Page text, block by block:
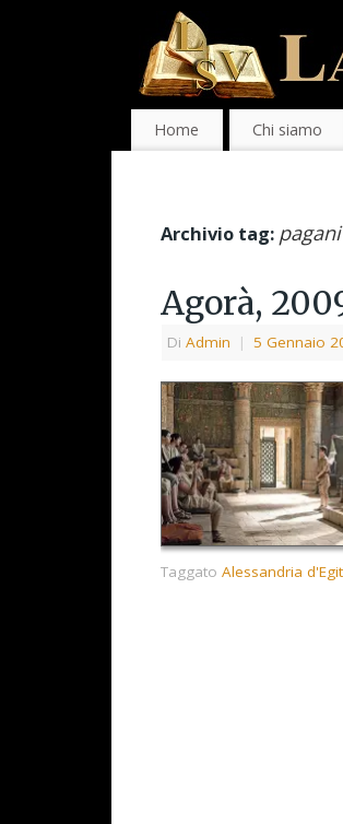
Home Chi siamo
Archivio tag: pagani
Agorà,
Di Admin | 5 Gennaio
Taggato Alessandria